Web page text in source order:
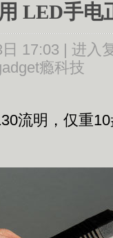
LED手电
17:03 | 进入
瘾科技
明，仅重10